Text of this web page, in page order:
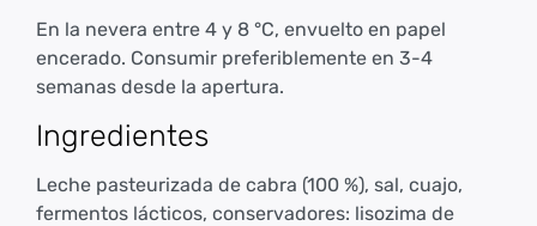
En la nevera entre 4 y 8 °C, envuelto en papel
encerado. Consumir preferiblemente en 3-4
semanas desde la apertura.
Ingredientes
Leche pasteurizada de cabra (100 %), sal, cuajo,
fermentos lácticos, conservadores: lisozima de